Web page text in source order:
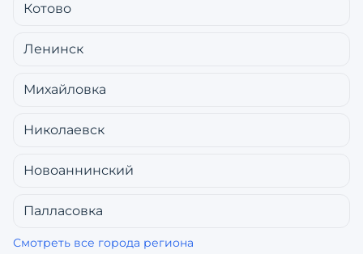
Котово
Ленинск
Михайловка
Николаевск
Новоаннинский
Палласовка
Смотреть все города региона